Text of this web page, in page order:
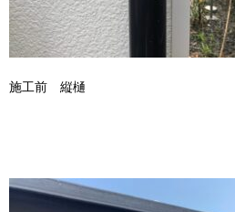
施工前 縦樋